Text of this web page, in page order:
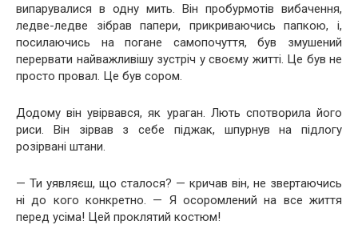
випарувалися в одну мить. Він пробурмотів вибачення,
ледве-ледве зібрав папери, прикриваючись папкою, і,
посилаючись на погане самопочуття, був змушений
перервати найважливішу зустріч у своєму житті. Це був не
просто провал. Це був сором.
Додому він увірвався, як ураган. Лють спотворила його
риси. Він зірвав з себе піджак, шпурнув на підлогу
розірвані штани.
— Ти уявляєш, що сталося? — кричав він, не звертаючись
ні до кого конкретно. — Я осоромлений на все життя
перед усіма! Цей проклятий костюм!